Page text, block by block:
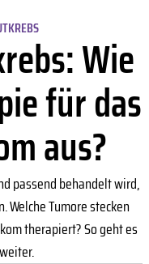
Wie
für das
aus?
passend behandelt wird,
Welche Tumore stecken
therapiert? So geht es